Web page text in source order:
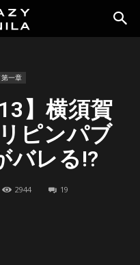
第一章
】横須賀
ピンパブ
バレる!?
2944 19